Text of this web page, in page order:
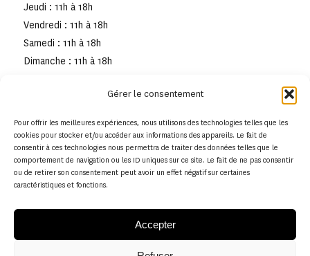
Gérer le consentement
Pour offrir les meilleures expériences, nous utilisons des technologies telles que les
cookies pour stocker et/ou accéder aux informations des appareils. Le fait de
consentir à ces technologies nous permettra de traiter des données telles que le
comportement de navigation ou les ID uniques sur ce site. Le fait de ne pas consentir
ou de retirer son consentement peut avoir un effet négatif sur certaines
caractéristiques et fonctions.
Accepter
Jeudi : 11h à 18h
Vendredi : 11h à 18h
Samedi : 11h à 18h
Dimanche : 11h à 18h